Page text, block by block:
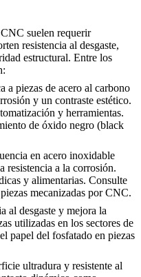
suelen requerir
resistencia al desgaste,
estructural. Entre los
a piezas de acero al carbono
y un contraste estético.
y herramientas.
de óxido negro (black
en acero inoxidable
resistencia a la corrosión.
y alimentarias. Consulte
mecanizadas por CNC.
al desgaste y mejora la
utilizadas en los sectores de
papel del fosfatado en piezas
ultradura y resistente al